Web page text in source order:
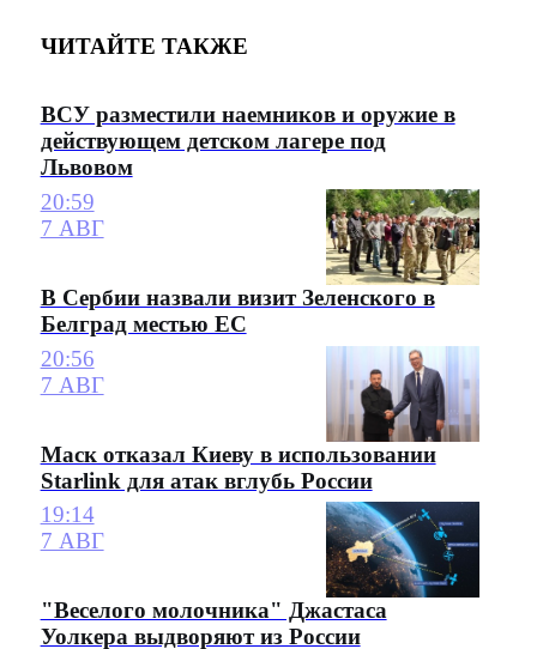
ЧИТАЙТЕ ТАКЖЕ
ВСУ разместили наемников и оружие в
действующем детском лагере под
Львовом
20:59
7 АВГ
В Сербии назвали визит Зеленского в
Белград местью ЕС
20:56
7 АВГ
Маск отказал Киеву в использовании
Starlink для атак вглубь России
19:14
7 АВГ
"Веселого молочника" Джастаса
Уолкера выдворяют из России